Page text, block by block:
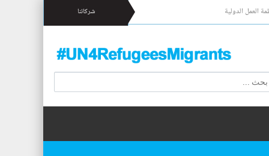
العمل الدولية شركائنا